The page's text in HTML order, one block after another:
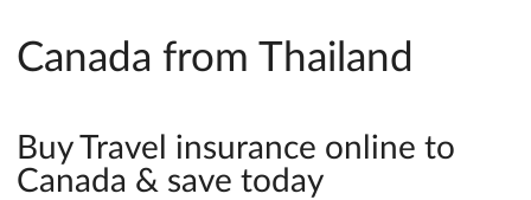
Canada from Thailand
Buy Travel insurance online to
Canada & save today